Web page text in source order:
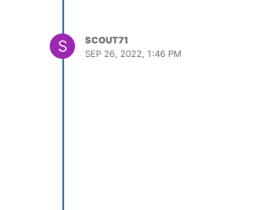
S
SCOUT71
SEP 26, 2022, 1:46 PM